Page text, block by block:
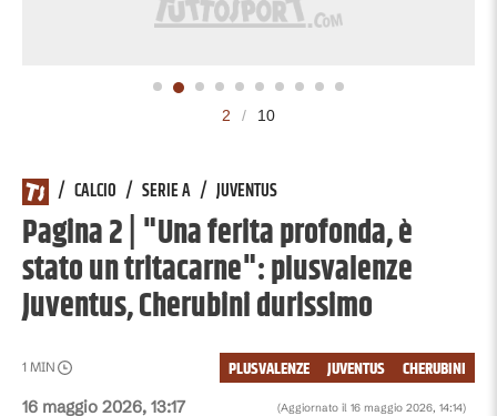
2 / 10
/ CALCIO / SERIE A / JUVENTUS
Pagina 2 | "Una ferita profonda, è
stato un tritacarne": plusvalenze
Juventus, Cherubini durissimo
16 maggio 2026, 13:17 (Aggiornato il 16 maggio 2026, 14:14)
1 MIN CHERUBINI
JUVENTUS
PLUSVALENZE